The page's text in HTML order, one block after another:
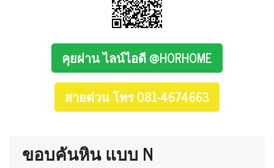
คุยผ่าน ไลน์ไอดี @HORHOME
สายด่วน โทร 081-4674663
ขอบคันหิน แบบ N